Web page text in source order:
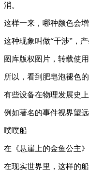
消。
这样一来，哪种颜色会
这种现象叫做“干涉”，
图库版权图片，转载使
所以，看到肥皂泡褪色
有些设备在物理发展史
例如著名的事件视界望
噗噗船
在《悬崖上的金鱼公主
在现实世界里，这样的